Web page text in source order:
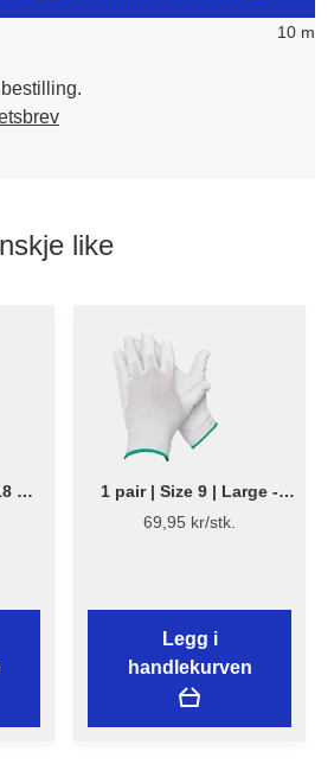
10 m
like
mm
1 pair | Size 9 | Large -
Hvite nylon
arbeidshansker - Bluestar
69,95 kr/stk.
Legg i
handlekurven